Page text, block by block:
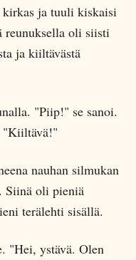
kirkas ja tuuli kiskaisi
reunuksella oli siisti
ja kiiltävästä
"Piip!" se sanoi.
"Kiiltävä!"
nauhan silmukan
Siinä oli pieniä
terälehti sisällä.
"Hei, ystävä. Olen